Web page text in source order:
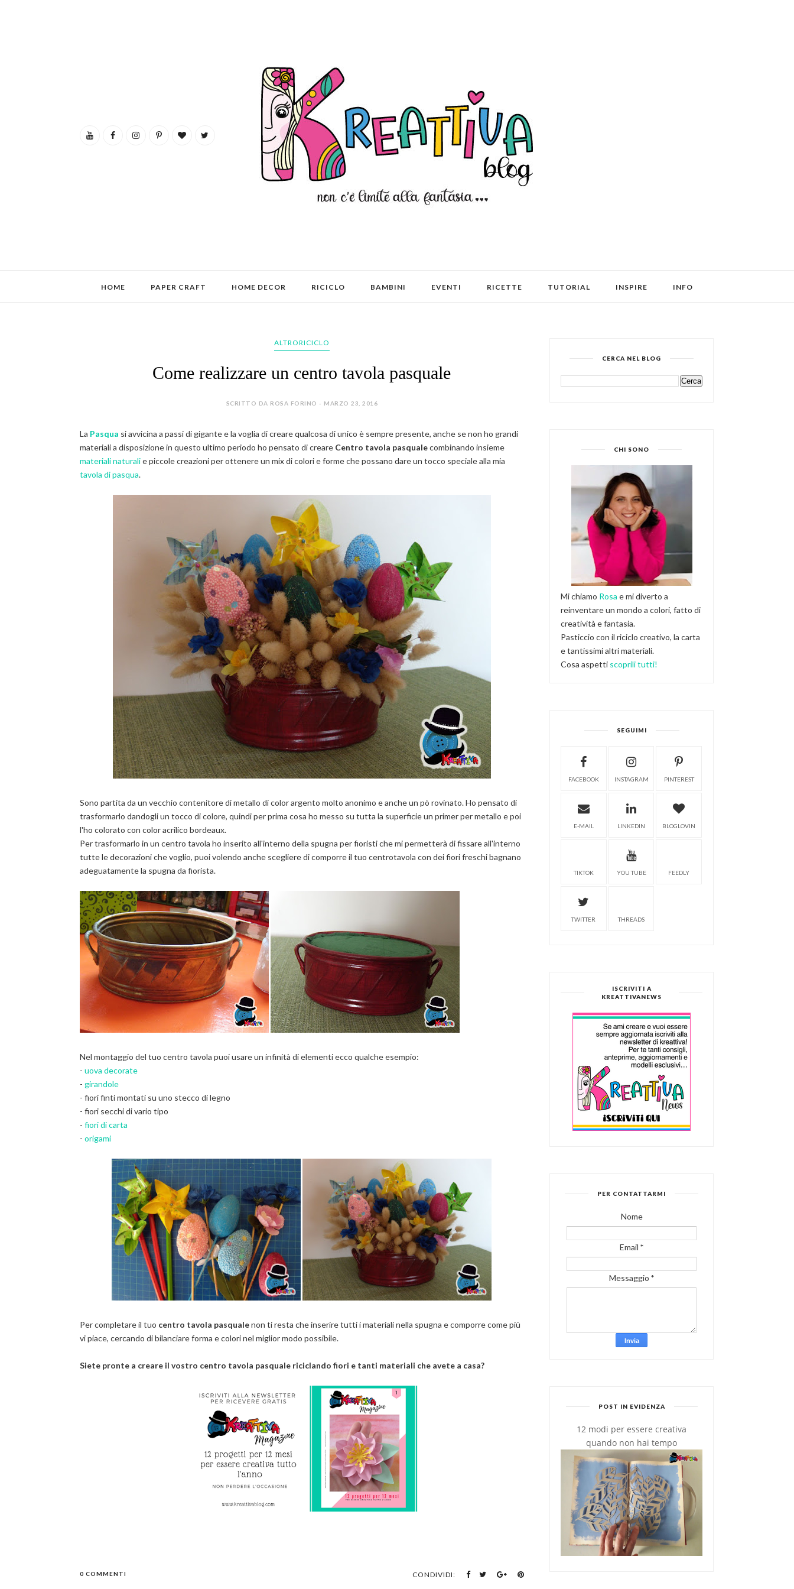
HOME PAPER CRAFT HOME DECOR RICICLO BAMBINI EVENTI RICETTE TUTORIAL INSPIRE INFO
ALTRORICICLO
Come realizzare un centro tavola pasquale
SCRITTO DA ROSA FORINO - MARZO 23, 2016
La Pasqua si avvicina a passi di gigante e la voglia di creare qualcosa di unico è sempre presente, anche se non ho grandi
materiali a disposizione in questo ultimo periodo ho pensato di creare Centro tavola pasqualecombinando insieme
materiali naturalie piccole creazioni per ottenere un mix di colori e forme che possano dare un tocco speciale alla mia
tavola di pasqua.
Sono partita da un vecchio contenitore di metallo di color argento molto anonimo e anche un pò rovinato. Ho pensato di
trasformarlo dandogli un tocco di colore, quindi per prima cosa ho messo su tutta la superficie un primer per metallo e poi
l'ho colorato con color acrilico bordeaux.
Per trasformarlo in un centro tavola ho inserito all'interno della spugna per fioristi che mi permetterà di fissare all'interno
tutte le decorazioni che voglio, puoi volendo anche scegliere di comporre il tuo centrotavola con dei fiori freschi bagnano
adeguatamente la spugna da fiorista.
Nel montaggio del tuo centro tavola puoi usare un infinità di elementi ecco qualche esempio:
- uova decorate
- girandole
- fiori finti montati su uno stecco di legno
- fiori secchi di vario tipo
- fiori di carta
- origami
Per completare il tuo centro tavola pasqualenon ti resta che inserire tutti i materiali nella spugna e comporre come più
vi piace, cercando di bilanciare forma e colori nel miglior modo possibile.
Siete pronte a creare il vostro centro tavola pasquale riciclando fiori e tanti materiali che avete a casa?
0 COMMENTI CONDIVIDI:
CERCA NEL BLOG
CHI SONO
Mi chiamo Rosa e mi diverto a
reinventare un mondo a colori, fatto di
creatività e fantasia.
Pasticcio con il riciclo creativo, la carta
e tantissimi altri materiali.
Cosa aspetti scoprili tutti!
SEGUIMI
FACEBOOK INSTAGRAM PINTEREST
E-MAIL LINKEDIN BLOGLOVIN
TIKTOK YOU TUBE FEEDLY
TWITTER THREADS
ISCRIVITI A
KREATTIVANEWS
PER CONTATTARMI
Nome
Email*
Messaggio*
POST IN EVIDENZA
12 modi per essere creativa
quando non hai tempo